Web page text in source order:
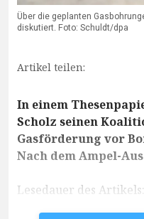
Über die geplanten
diskutiert. Foto: Schuldt/dpa
Artikel teilen:
In einem
Scholz seinen
Gasförderung vor
Nach dem Ampel-
Lesedauer des